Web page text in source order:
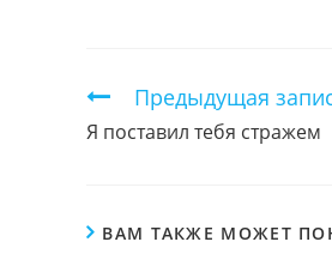
Продолжить
чтение
Предыдущая
Я поставил тебя стражем
ВАМ ТАКЖЕ МОЖЕТ